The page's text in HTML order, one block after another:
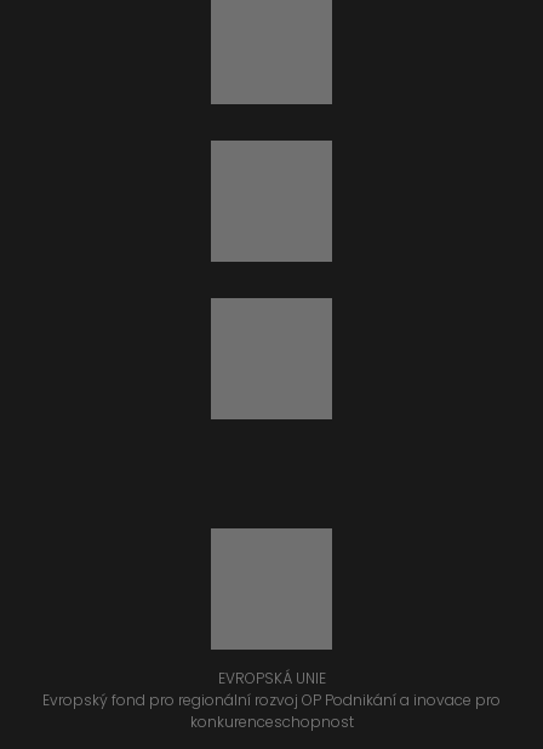
EVROPSKÁ UNIE
Evropský fond pro regionální rozvoj OP Podnikání a inovace pro
konkurenceschopnost